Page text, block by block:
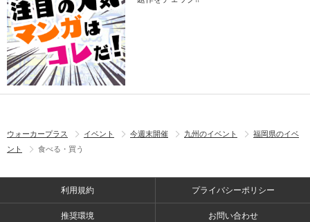
ウォーカープラス イベント 今週末開催 九州のイベント
福岡県のイベ
ント
食べる・買う
利用規約 プライバシーポリシー
推奨環境 お問い合わせ